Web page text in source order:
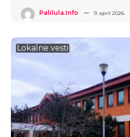
Palilula.info 9. april 2026.
Lokalne vesti